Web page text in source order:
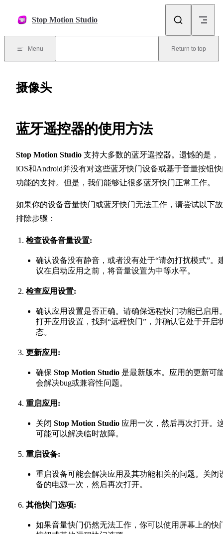
Stop Motion Studio
Menu Return to top
摄像头
蓝牙遥控器的使用方法
Stop Motion Studio 支持大多数的蓝牙遥控器。遗憾的是，
iOS和Android并没有对这些蓝牙快门设备或基于音量按钮
功能的支持。但是，我们能够让很多蓝牙快门正常工作。
如果你的设备音量快门或蓝牙快门无法工作，请尝试以下
排除步骤：
检查设备音量设置:
确认设备没有静音，或者没有处于“请勿打扰模式”。
议在启动应用之前，将音量设置为中等水平。
检查应用设置:
确认应用设置是否正确。请确保远程快门功能已启用
打开应用设置，找到“远程快门”，并确认它处于开启
态。
更新应用:
确保 Stop Motion Studio 是最新版本。应用的更新可
会解决bug或兼容性问题。
重启应用:
关闭 Stop Motion Studio 应用一次，然后再次打开。
可能可以解决临时故障。
重启设备:
重启设备可能会解决应用及其功能相关的问题。关闭
备的电源一次，然后再次打开。
其他快门选项:
如果音量快门仍然无法工作，你可以使用屏幕上的快